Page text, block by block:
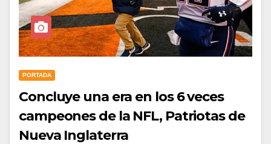
PORTADA
Concluye una era en los 6 veces
campeones de la NFL, Patriotas de
Nueva Inglaterra